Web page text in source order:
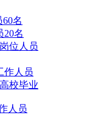
名
20名
位人员
作人员
校毕业
人员